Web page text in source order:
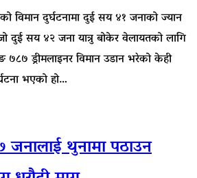
विमान दुर्घटनामा दुई सय ४१ जनाको ज्यान
दुई सय ४२ जना यात्रु बोकेर वेलायतको लागि
७८७ ड्रीमलाइनर विमान उडान भरेको केही
भएको हो…
जनालाई थुनामा पठाउन